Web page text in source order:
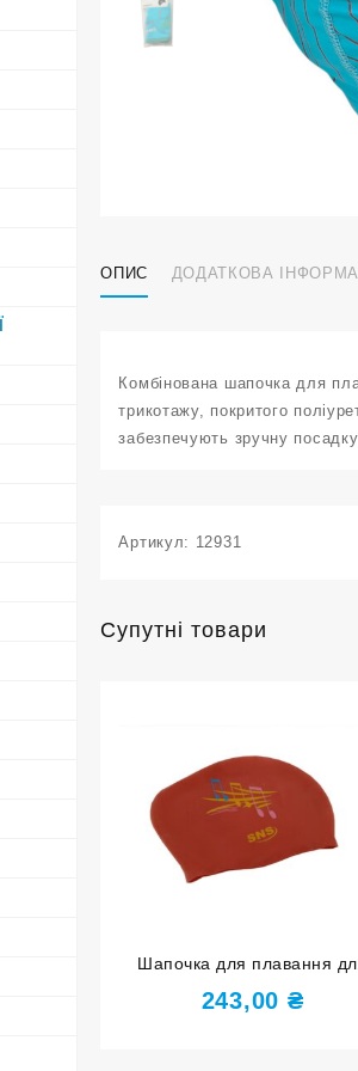
ОПИС ДОДАТКОВА
Комбінована шапочка для
трикотажу, покритого
забезпечують зручну
Артикул: 12931
Супутні товари
Шапочка для плавання
довгого волосся SNS KW-
red music
243,00 ₴